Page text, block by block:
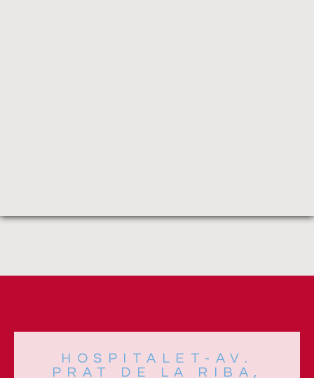
HOSPITALET-AV.
PRAT DE LA RIBA,